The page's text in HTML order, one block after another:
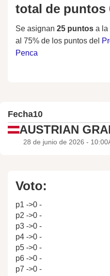
total de puntos
Se asignan 25 puntos a la
al 75% de los puntos del
Penca
Fecha10
AUSTRIAN
28 de junio de 2026 -
Voto:
p1 ->0 -
p2 ->0 -
p3 ->0 -
p4 ->0 -
p5 ->0 -
p6 ->0 -
p7 ->0 -